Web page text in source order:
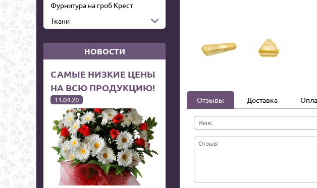
Фурнитура на гроб Крест
Ткани
НОВОСТИ
САМЫЕ НИЗКИЕ ЦЕНЫ
НА ВСЮ ПРОДУКЦИЮ!
11.04.20 Отзывы Доставка
Имя:
Отзыв: